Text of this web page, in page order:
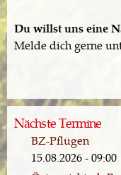
Du willst uns eine
Melde dich gerne
Nächste Termine
BZ-Pflügen
15.08.2026 - 09:00